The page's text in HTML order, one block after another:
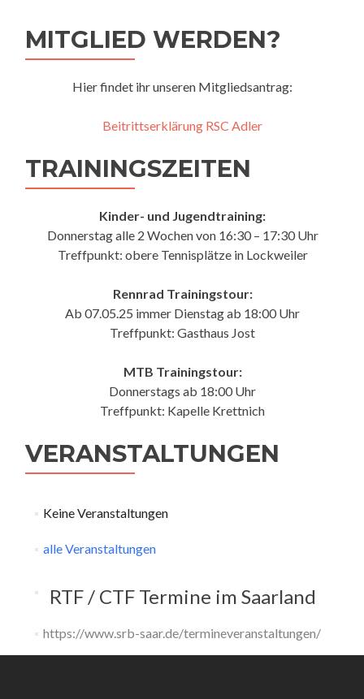
MITGLIED WERDEN?
Hier findet ihr unseren Mitgliedsantrag:
Beitrittserklärung RSC Adler
TRAININGSZEITEN
Kinder- und Jugendtraining:
Donnerstag alle 2 Wochen von 16:30 – 17:30 Uhr
Treffpunkt: obere Tennisplätze in Lockweiler
Rennrad Trainingstour:
Ab 07.05.25 immer Dienstag ab 18:00 Uhr
Treffpunkt: Gasthaus Jost
MTB Trainingstour:
Donnerstags ab 18:00 Uhr
Treffpunkt: Kapelle Krettnich
VERANSTALTUNGEN
Keine Veranstaltungen
alle Veranstaltungen
RTF / CTF Termine im Saarland
https://www.srb-saar.de/termineveranstaltungen/